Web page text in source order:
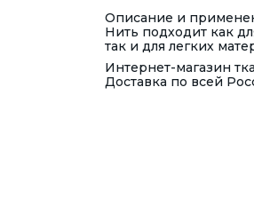
Описание и
Нить подходит как
так и для легких
Интернет-магазин
Доставка по всей